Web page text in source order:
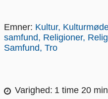
Emner: Kultur
samfund
Religioner
Samfund Tro
Varighed 1 time 20